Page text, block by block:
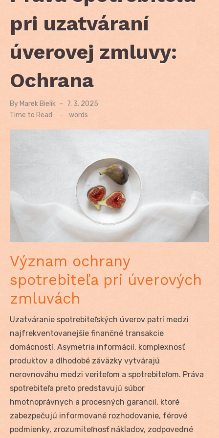
pri uzatváraní
úverovej zmluvy:
Ochrana
By Marek Bielik
Posted
on
7. 3. 2025
Time to Read:
- words
Význam ochrany
spotrebiteľa pri úverových
zmluvách
Uzatváranie spotrebiteľských úverov patrí medzi
najfrekventovanejšie finančné transakcie
domácností. Asymetria informácií, komplexnosť
produktov a dlhodobé záväzky vytvárajú
nerovnováhu medzi veriteľom a spotrebiteľom. Práva
spotrebiteľa preto predstavujú súbor
hmotnoprávnych a procesných garancií, ktoré
zabezpečujú informované rozhodovanie, férové
podmienky, zrozumiteľnosť nákladov, zodpovedné